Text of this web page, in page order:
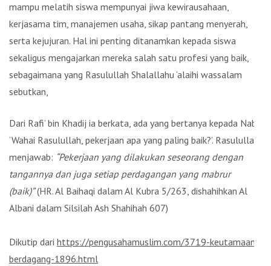
mampu melatih siswa mempunyai jiwa kewirausahaan,
kerjasama tim, manajemen usaha, sikap pantang menyerah,
serta kejujuran. Hal ini penting ditanamkan kepada siswa
sekaligus mengajarkan mereka salah satu profesi yang baik,
sebagaimana yang Rasulullah Shalallahu ‘alaihi wassalam
sebutkan,
Dari Rafi’ bin Khadij ia berkata, ada yang bertanya kepada Nabi:
‘Wahai Rasulullah, pekerjaan apa yang paling baik?’. Rasulullah
menjawab: “Pekerjaan yang dilakukan seseorang dengan
tangannya dan juga setiap perdagangan yang mabrur
(baik)”(HR. Al Baihaqi dalam Al Kubra 5/263, dishahihkan Al
Albani dalam Silsilah Ash Shahihah 607)
Dikutip dari https://pengusahamuslim.com/3719-keutamaan-
berdagang-1896.html